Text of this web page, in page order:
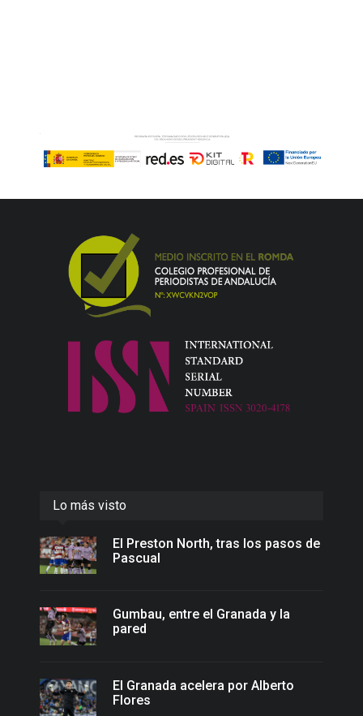
Lo más visto
El Preston North, tras los pasos de
Pascual
Gumbau, entre el Granada y la
pared
El Granada acelera por Alberto
Flores